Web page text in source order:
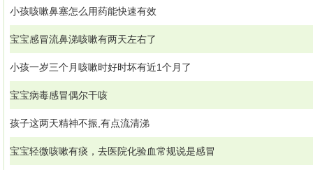
小孩咳嗽鼻塞怎么用药能快速有效
宝宝感冒流鼻涕咳嗽有两天左右了
小孩一岁三个月咳嗽时好时坏有近1个月了
宝宝病毒感冒偶尔干咳
孩子这两天精神不振,有点流清涕
宝宝轻微咳嗽有痰，去医院化验血常规说是感冒